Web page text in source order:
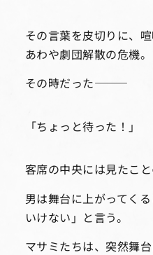
その言葉を皮切りに、
あわや劇団解散の危機。
その時だった―――
「ちょっと待った！」
客席の中央には見たこと
男は舞台に上がってく
いけない」と言う。
マサミたちは、突然舞